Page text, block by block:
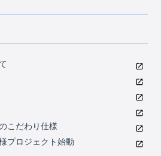
地震につよい<建物編>
熱性能
自信
き
れるブルーミングガーデン
わる暮らしやすさへのこだわり
こだわり仕様
プロジェクト始動